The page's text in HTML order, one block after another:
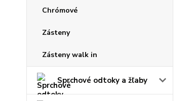
Chrómové
Zásteny
Zásteny walk in
Sprchové odtoky a žľaby